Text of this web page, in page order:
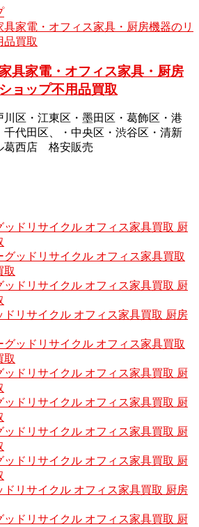
具家電・オフィス家具・厨房
ョップ不用品買取
区・江東区・墨田区・葛飾区・港
千代田区、・中央区・渋谷区・清新
葛西店 格安販売
ッドリサイクル オフィス家具買取 厨
グッドリサイクル オフィス家具買取
取
ッドリサイクル オフィス家具買取 厨
ドリサイクル オフィス家具買取 厨房
グッドリサイクル オフィス家具買取
取
ッドリサイクル オフィス家具買取 厨
ッドリサイクル オフィス家具買取 厨
ッドリサイクル オフィス家具買取 厨
ッドリサイクル オフィス家具買取 厨
ドリサイクル オフィス家具買取 厨房
ッドリサイクル オフィス家具買取 厨